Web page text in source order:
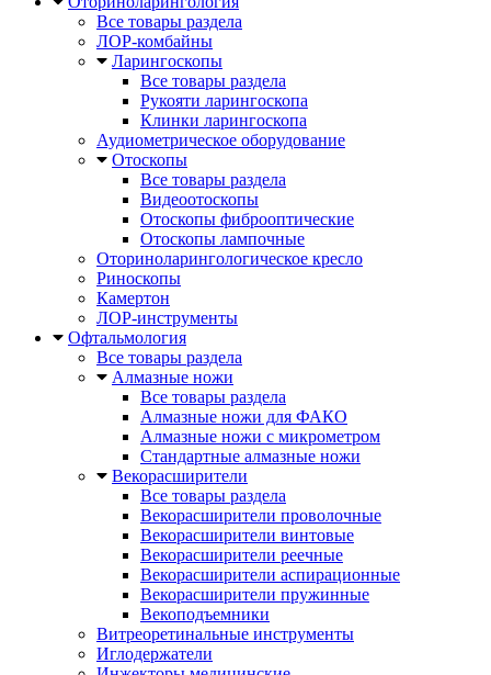
Все товары раздела
ЛОР-комбайны
Ларингоскопы
Все товары раздела
Рукояти ларингоскопа
Клинки ларингоскопа
Аудиометрическое оборудование
Отоскопы
Все товары раздела
Видеоотоскопы
Отоскопы фиброоптические
Отоскопы лампочные
Оториноларингологическое кресло
Риноскопы
Камертон
ЛОР-инструменты
Офтальмология
Все товары раздела
Алмазные ножи
Все товары раздела
Алмазные ножи для ФАКО
Алмазные ножи с микрометром
Стандартные алмазные ножи
Векорасширители
Все товары раздела
Векорасширители проволочные
Векорасширители винтовые
Векорасширители реечные
Векорасширители аспирационные
Векорасширители пружинные
Векоподъемники
Витреоретинальные инструменты
Иглодержатели